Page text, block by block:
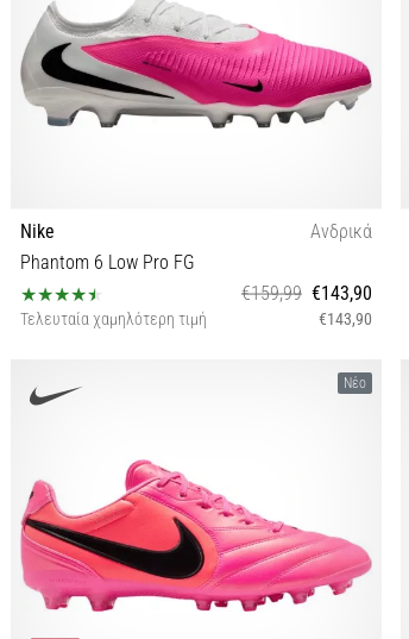
Nike
Ανδρικά
Phantom 6 Low Pro FG
€159,99 €143,90
Τελευταία χαμηλότερη τιμή €143,90
Νέο